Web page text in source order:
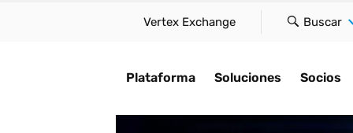
Vertex Exchange Buscar
Plataforma Soluciones Socios